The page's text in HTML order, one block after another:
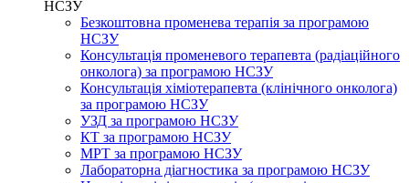
НСЗУ
Безкоштовна променева терапія за програмою
НСЗУ
Консультація променевого терапевта (радіаційного
онколога) за програмою НСЗУ
Консультація хіміотерапевта (клінічного онколога)
за програмою НСЗУ
УЗД за програмою НСЗУ
КТ за програмою НСЗУ
МРТ за програмою НСЗУ
Лабораторна діагностика за програмою НСЗУ